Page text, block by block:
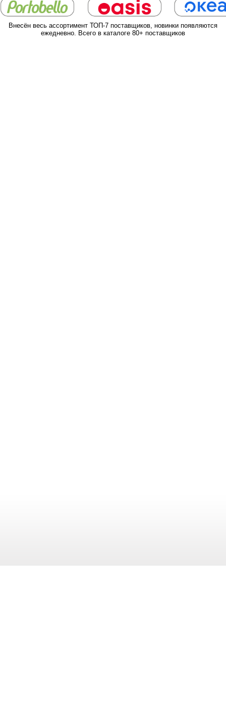
Внесён весь ассортимент ТОП-7 поставщиков, новинки появляются
ежедневно. Всего в каталоге 80+ поставщиков